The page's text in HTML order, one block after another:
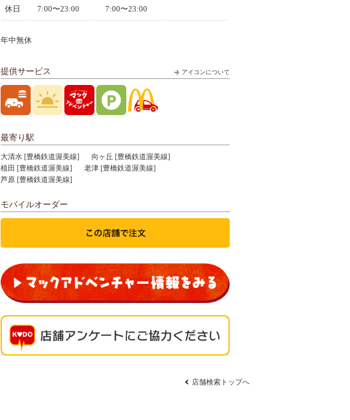
休日 7:00〜23:00 7:00〜23:00
年中無休
アイコンについて
提供サービス
最寄り駅
大清水 [豊橋鉄道渥美線]
向ヶ丘 [豊橋鉄道渥美線]
植田 [豊橋鉄道渥美線]
老津 [豊橋鉄道渥美線]
芦原 [豊橋鉄道渥美線]
モバイルオーダー
店舗検索トップへ